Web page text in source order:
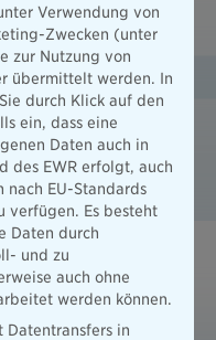
Altersvorsorge.
auszahlen.
Ihrer individuellen
Verwendung von
Zwecken (unter
zur Nutzung von
übermittelt werden. In
durch Klick auf den
ein, dass eine
Daten auch in
des EWR erfolgt, auch
EU-Standards
verfügen. Es besteht
Daten durch
und zu
auch ohne
werden können.
in